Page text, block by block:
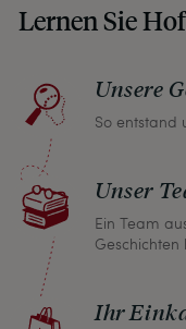
Sie, wenn unser
müssen.
Sollten Sie aus
nicht zufrieden
Kontakt auf und
gemeinsame
Sie innerhalb
zurückgeben
Kaufpreis.
Lernen Sie
Unsere
So entstand
Unser
Ein Team
Geschichten
Ihr